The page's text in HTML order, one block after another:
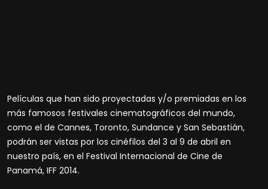
Películas que han sido proyectadas y/o premiadas en los
más famosos festivales cinematográficos del mundo,
como el de Cannes, Toronto, Sundance y San Sebastián,
podrán ser vistas por los cinéfilos del 3 al 9 de abril en
nuestro país, en el Festival Internacional de Cine de
Panamá, IFF 2014.